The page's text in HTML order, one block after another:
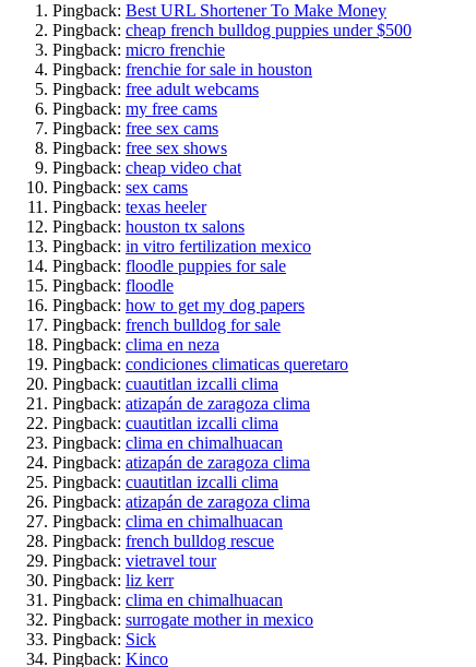
Pingback: Best URL Shortener To Make Money
Pingback: cheap french bulldog puppies under $500
Pingback: micro frenchie
Pingback: frenchie for sale in houston
Pingback: free adult webcams
Pingback: my free cams
Pingback: free sex cams
Pingback: free sex shows
Pingback: cheap video chat
Pingback: sex cams
Pingback: texas heeler
Pingback: houston tx salons
Pingback: in vitro fertilization mexico
Pingback: floodle puppies for sale
Pingback: floodle
Pingback: how to get my dog papers
Pingback: french bulldog for sale
Pingback: clima en neza
Pingback: condiciones climaticas queretaro
Pingback: cuautitlan izcalli clima
Pingback: atizapán de zaragoza clima
Pingback: cuautitlan izcalli clima
Pingback: clima en chimalhuacan
Pingback: atizapán de zaragoza clima
Pingback: cuautitlan izcalli clima
Pingback: atizapán de zaragoza clima
Pingback: clima en chimalhuacan
Pingback: french bulldog rescue
Pingback: vietravel tour
Pingback: liz kerr
Pingback: clima en chimalhuacan
Pingback: surrogate mother in mexico
Pingback: Sick
Pingback: Kinco